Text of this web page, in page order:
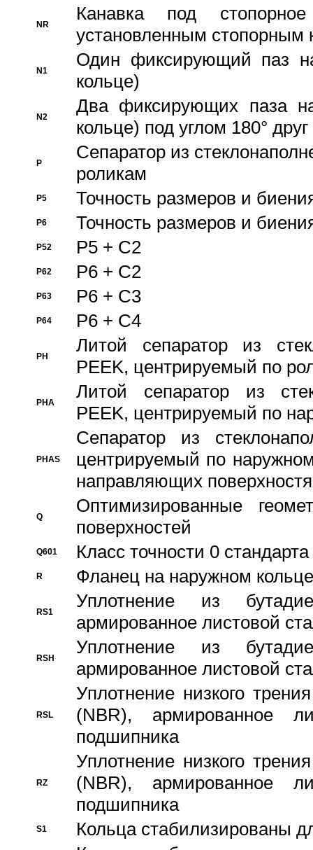
NR
Канавка под
установленным стопорным
N1
Один фиксирующий паз
кольце)
N2
Два фиксирующих паза
кольце) под углом 180° друг
P
Cепаратор из
роликам
P5 Точность размеров и
P6 Точность размеров и
P52 P5 + C2
P62 P6 + C2
P63 P6 + C3
P64 P6 + C4
PH
Литой сепаратор из
PEEK, центрируемый по
PHA
Литой сепаратор из
PEEK, центрируемый по
PHAS
Сепаратор из
центрируемый по
направляющих
Q
Оптимизированные
поверхностей
Q601 Класс точности 0
R Фланец на наружном кольце
RS1
Уплотнение из
армированное листовой
RSH
Уплотнение из
армированное листовой
RSL
Уплотнение низкого
(NBR), армированное
подшипника
RZ
Уплотнение низкого
(NBR), армированное
подшипника
S1 Кольца стабилизированы